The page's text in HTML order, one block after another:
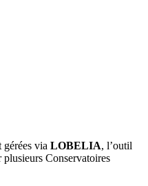
gérées via LOBELIA, l’outil
plusieurs Conservatoires